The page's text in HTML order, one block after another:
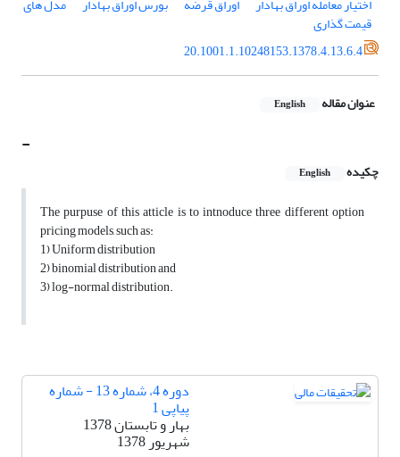
اختیار معامله اوراق بهادار
اوراق قرضه بورس اوراق بهادار مدل های
قیمت گذاری
20.1001.1.10248153.1378.4.13.6.4
عنوان مقاله English
-
چکیده English
The purpuse of this atticle is to intnoduce three different option
pricing models, such as:
1) Uniform distribution
2) binomial distribution and
3) log-normal distribution.
دوره 4، شماره 13 - شماره
پیاپی 1
بهار و تابستان 1378
شهریور 1378